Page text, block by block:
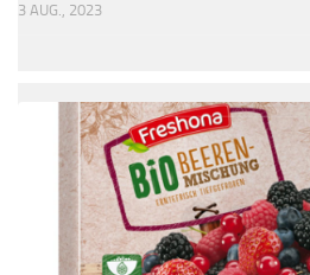
3 AUG., 2023